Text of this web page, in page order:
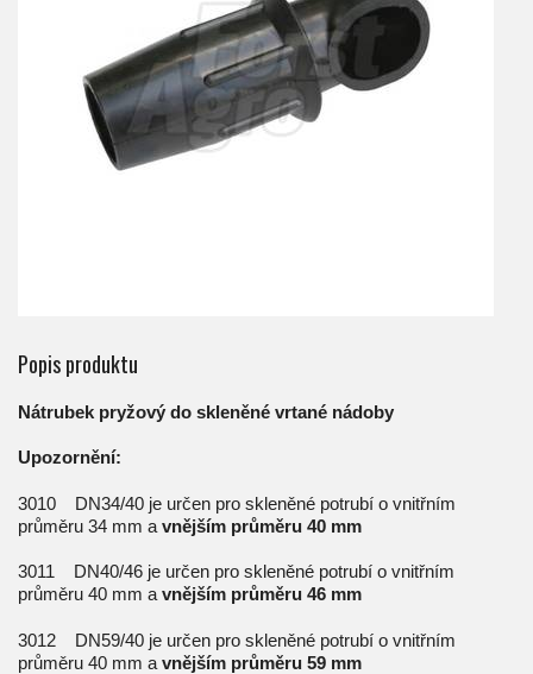
Popis produktu
Nátrubek pryžový do skleněné vrtané nádoby
Upozornění:
3010 DN34/40 je určen pro skleněné potrubí o vnitřním
průměru 34 mm a vnějším průměru 40 mm
3011 DN40/46 je určen pro skleněné potrubí o vnitřním
průměru 40 mm a vnějším průměru 46 mm
3012 DN59/40 je určen pro skleněné potrubí o vnitřním
průměru 40 mm a vnějším průměru 59 mm